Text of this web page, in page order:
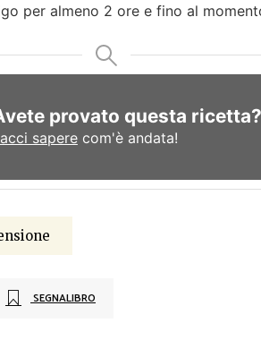
per almeno 2 ore e fino al
provato questa ricetta?
saperecom'è andata!
SEGNALIBRO